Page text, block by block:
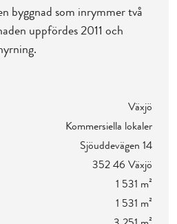
byggnad som inrymmer två
uppfördes 2011 och
Växjö
Kommersiella lokaler
Sjöuddevägen 14
352 46 Växjö
1 531 m²
1 531 m²